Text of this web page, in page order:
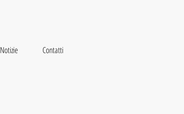
Notizie Contatti